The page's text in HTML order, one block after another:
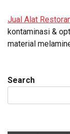
Jual Alat
kontaminasi &
material
Search